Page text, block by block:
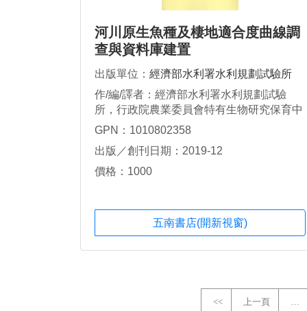
河川原生魚種及棲地適合度曲線調
查與資料庫建置
出版單位： 經濟部水利署水利規劃試驗所
作/編/譯者：經濟部水利署水利規劃試驗
所，行政院農業委員會特有生物研究保育中
心，何東輯
GPN：1010802358
出版／創刊日期：2019-12
價格：1000
五南書店(開新視窗)
<< 上一頁